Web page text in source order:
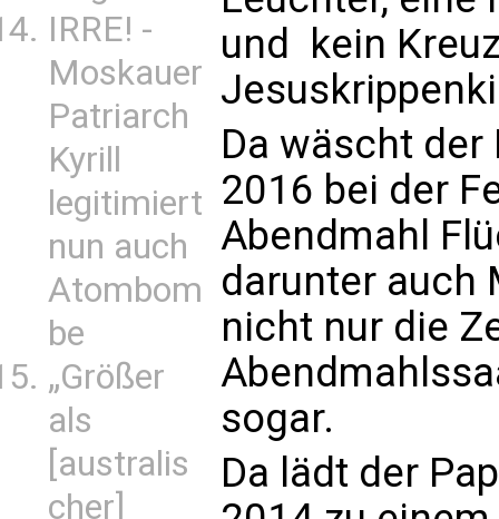
IRRE! -
Moskauer
Patriarch
Kyrill
legitimiert
nun auch
Atombom
be
„Größer
als
[australis
cher]
und  kein
Da wäscht
2016 bei der
Abendmahl
darunter auch
nicht nur die
sogar.
Da lädt der